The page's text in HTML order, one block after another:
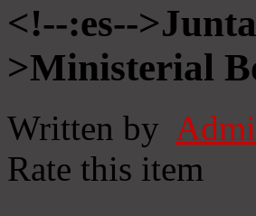
<!--:es--
>Ministerial
Written by
Rate this item